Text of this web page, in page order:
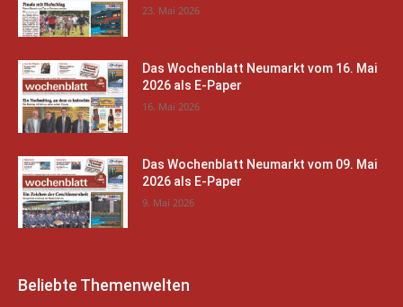
23. Mai 2026
Das Wochenblatt Neumarkt vom 16. Mai
2026 als E-Paper
16. Mai 2026
Das Wochenblatt Neumarkt vom 09. Mai
2026 als E-Paper
9. Mai 2026
Beliebte Themenwelten